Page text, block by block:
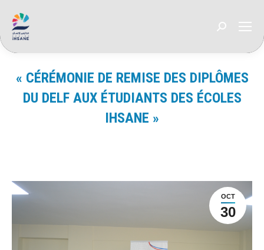
Recherche
« CÉRÉMONIE DE REMISE DES DIPLÔMES
DU DELF AUX ÉTUDIANTS DES ÉCOLES
IHSANE »
OCT
30